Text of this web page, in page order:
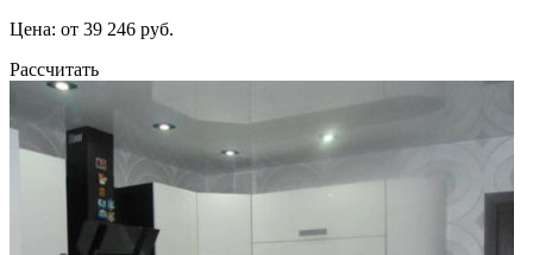
Цена: от 39 246 руб.
Рассчитать